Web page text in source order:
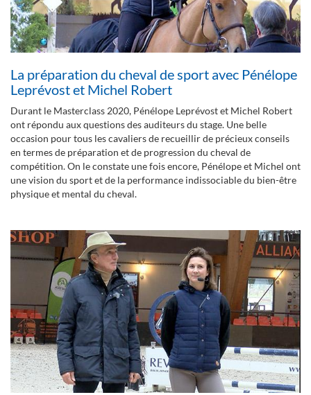
La préparation du cheval de sport avec Pénélope
Leprévost et Michel Robert
Durant le Masterclass 2020, Pénélope Leprévost et Michel Robert
ont répondu aux questions des auditeurs du stage. Une belle
occasion pour tous les cavaliers de recueillir de précieux conseils
en termes de préparation et de progression du cheval de
compétition. On le constate une fois encore, Pénélope et Michel ont
une vision du sport et de la performance indissociable du bien-être
physique et mental du cheval.